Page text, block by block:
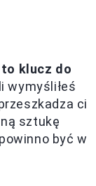
to klucz do
wymyśliłeś
ci
sztukę
być w